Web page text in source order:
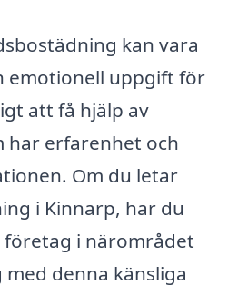
kan vara
emotionell uppgift för
att få hjälp av
har erfarenhet och
Om du letar
i Kinnarp, har du
i närområdet
denna känsliga